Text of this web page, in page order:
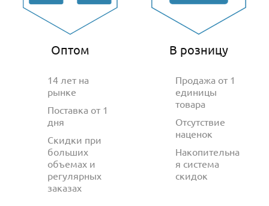
Оптом
14 лет на
рынке
Поставка от 1
дня
Скидки при
больших
объемах и
регулярных
заказах
В розницу
Продажа от 1
единицы
товара
Отсутствие
наценок
Накопительна
я система
скидок